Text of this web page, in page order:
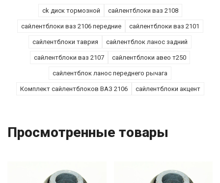
ck диск тормозной сайлентблоки ваз 2108
сайлентблоки ваз 2106 передние сайлентблоки ваз 2101
сайлентблоки таврия сайлентблок ланос задний
сайлентблоки ваз 2107 сайлентблоки авео т250
сайлентблок ланос переднего рычага
Комплект сайлентблоков ВАЗ 2106 сайлентблоки акцент
Просмотренные товары